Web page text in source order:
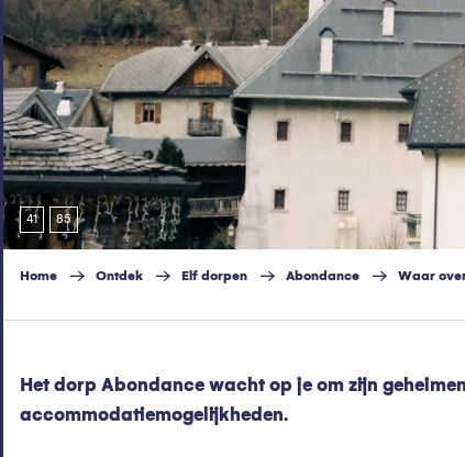
41 85
Home Ontdek Elf dorpen Abondance Waar
Het dorp Abondance wacht op je om zijn
accommodatiemogelijkheden.